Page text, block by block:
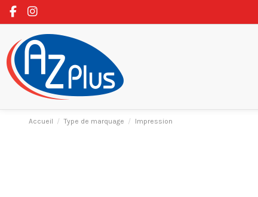
Accueil Type de marquage Impression